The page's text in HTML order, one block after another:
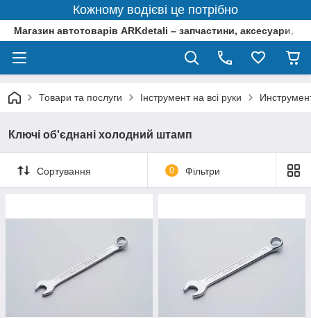
Кожному водієві це потрібно
Магазин автотоварів ARKdetali – запчастини, аксесуари,
Товари та послуги Інструмент на всі руки
Ключі об'єднані холодний штамп
Сортування 0 Фільтри